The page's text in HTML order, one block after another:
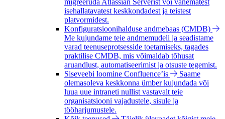
migreeruda Atlassian Serverist või vanematest
isehallatavatest keskkondadest ja teistest
platvormidest.
Konfiguratsioonihalduse andmebaas (CMDB)
Me kujundame teie andmemudeli ja seadistame
varad teenuseprotsesside toetamiseks, tagades
praktilise CMDB, mis võimaldab tõhusat
aruandlust, automatiseerimist ja otsuste tegemist.
Siseveebi loomine Confluence’is
Saame
olemasoleva keskkonna ümber kujundada või
luua uue intraneti nullist vastavalt teie
organisatsiooni vajadustele, sisule ja
tööharjumustele.